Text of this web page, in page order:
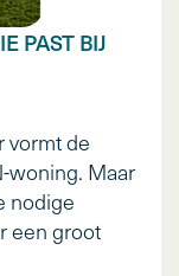
PAST BIJ
vormt de
woning. Maar
nodige
een groot